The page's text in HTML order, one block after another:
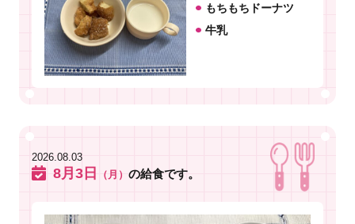
もちもちドーナツ
牛乳
2026.08.03
8月3日 （月） の給食です。